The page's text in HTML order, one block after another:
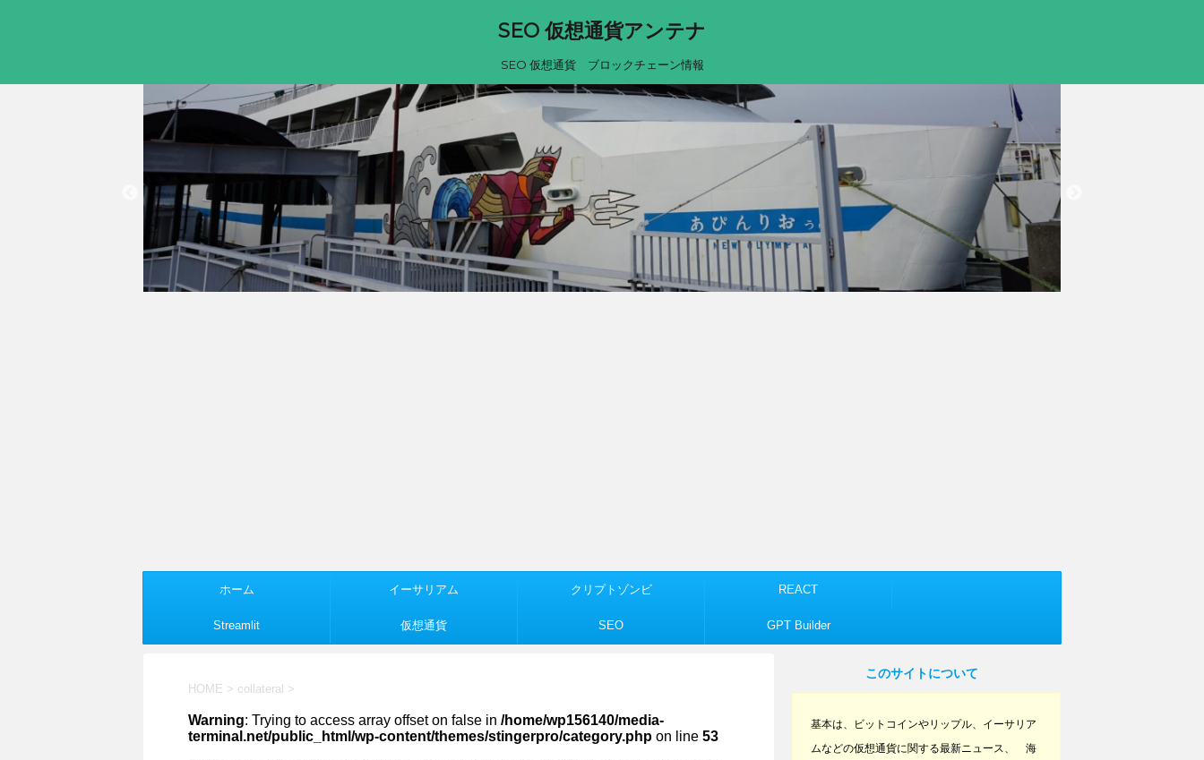
SEO 仮想通貨アンテナ
SEO 仮想通貨 ブロックチェーン情報
ホーム イーサリアム クリプトゾンビ REACT
Streamlit 仮想通貨 SEO GPT Builder
HOME > collateral >
Warning: Trying to access array offset on false in /home/wp156140/media-
terminal.net/public_html/wp-content/themes/stingerpro/category.php on line 53
このサイトについて
基本は、ビットコインやリップル、イーサリア
ムなどの仮想通貨に関する最新ニュース、 海